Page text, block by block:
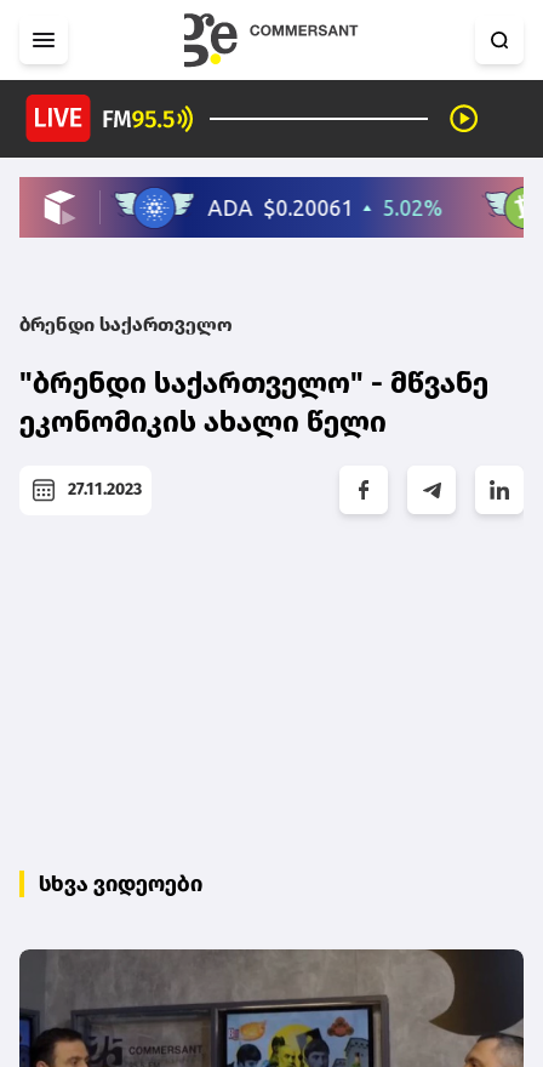
ბრენდი საქართველო
"ბრენდი საქართველო" - მწვანე
ეკონომიკის ახალი წელი
27.11.2023
სხვა ვიდეოები